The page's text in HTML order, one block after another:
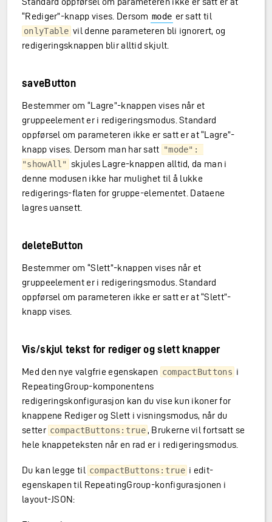
“Rediger”-knapp vises. Dersom mode er satt til
onlyTable vil denne parameteren bli ignorert, og
redigeringsknappen blir alltid skjult.
saveButton
Bestemmer om “Lagre”-knappen vises når et
gruppeelement er i redigeringsmodus. Standard
oppførsel om parameteren ikke er satt er at “Lagre”-
knapp vises. Dersom man har satt "mode":
"showAll" skjules Lagre-knappen alltid, da man i
denne modusen ikke har mulighet til å lukke
redigerings-flaten for gruppe-elementet. Dataene
lagres uansett.
deleteButton
Bestemmer om “Slett”-knappen vises når et
gruppeelement er i redigeringsmodus. Standard
oppførsel om parameteren ikke er satt er at “Slett”-
knapp vises.
Vis/skjul tekst for rediger og slett knapper
Med den nye valgfrie egenskapen compactButtons i
RepeatingGroup-komponentens
redigeringskonfigurasjon kan du vise kun ikoner for
knappene Rediger og Slett i visningsmodus, når du
setter compactButtons:true, Brukerne vil fortsatt se
hele knappeteksten når en rad er i redigeringsmodus.
Du kan legge til compactButtons:true i edit-
egenskapen til RepeatingGroup-konfigurasjonen i
layout-JSON: